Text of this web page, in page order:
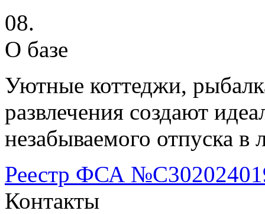
08.
О базе
Уютные коттеджи,
развлечения создают
незабываемого отпуска в
Реестр ФСА
Контакты